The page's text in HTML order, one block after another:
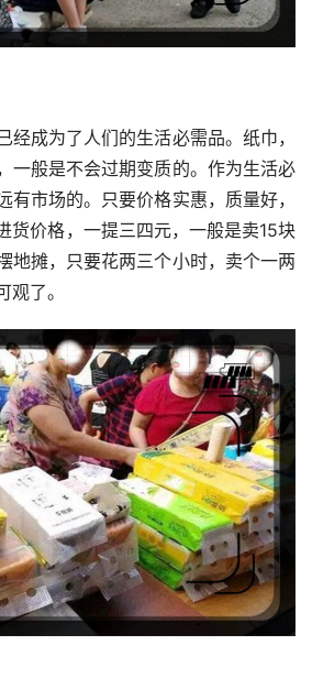
经成为了人们的生活必需品。纸巾，
一般是不会过期变质的。作为生活必
有市场的。只要价格实惠，质量好，
货价格，一提三四元，一般是卖15块
地摊，只要花两三个小时，卖个一两
了。